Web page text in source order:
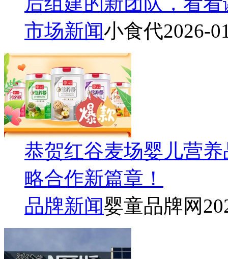
市场新闻小食代2026-
恭贺红谷麦场婴儿营
略合作新篇章！
品牌新闻婴童品牌网